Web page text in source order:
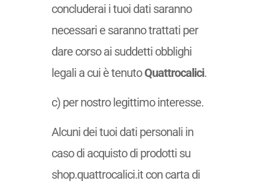
concluderai i tuoi dati saranno
necessari e saranno trattati per
dare corso ai suddetti obblighi
legali a cui è tenutoQuattrocalici.
c) per nostro legittimo interesse.
Alcuni dei tuoi dati personali in
caso di acquisto di prodotti su
shop.quattrocalici.it con carta di